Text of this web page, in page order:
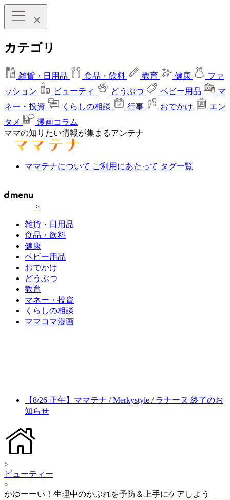
カテゴリ
雑貨・日用品 食品・飲料 教育 健康
ファ
ッション
ビューティ どうぶつ ベビー用品
マ
ネー・投資
くらしの相談 行事 おでかけ
エン
タメ
漫画コラム
ママの知りたい情報が集まるアンテナ
ママテナについて ご利用にあたって タグ一覧
>
雑貨・日用品
食品・飲料
健康
ベビー用品
おでかけ
どうぶつ
教育
マネー・投資
くらしの相談
ママコマ漫画
【8/26 正午】ママテナ / Merkystyle / ラナーヌ 終了のお
知らせ
>
ビューティー
>
かゆーーい！生理中のかぶれを予防＆上手にケアしよう